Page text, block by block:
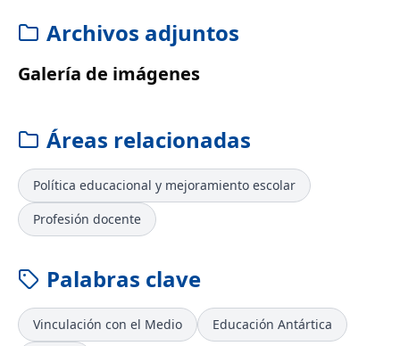
Archivos adjuntos
Galería de imágenes
Áreas relacionadas
Política educacional y mejoramiento escolar
Profesión docente
Palabras clave
Vinculación con el Medio
Educación Antártica